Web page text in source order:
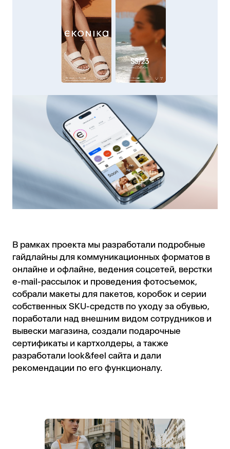
В рамках проекта мы разработали подробные
гайдлайны для коммуникационных форматов в
онлайне и офлайне, ведения соцсетей, верстки
e-mail-рассылок и проведения фотосъемок,
собрали макеты для пакетов, коробок и серии
собственных SKU-средств по уходу за обувью,
поработали над внешним видом сотрудников и
вывески магазина, создали подарочные
сертификаты и картхолдеры, а также
разработали look&feel сайта и дали
рекомендации по его функционалу.